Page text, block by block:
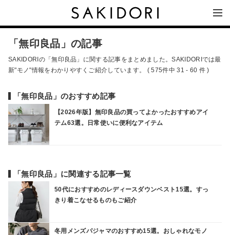
「無印良品」の記事
SAKIDORIの「無印良品」に関する記事をまとめました。SAKIDORIでは最
新"モノ"情報をわかりやすくご紹介しています。 ( 575件中 31 - 60 件 )
「無印良品」のおすすめ記事
【2026年版】無印良品の買ってよかったおすすめアイ
テム63選。日常使いに便利なアイテム
「無印良品」に関連する記事一覧
50代におすすめのレディースダウンベスト15選。すっ
きり着こなせるものもご紹介
冬用メンズパジャマのおすすめ15選。おしゃれなモノ